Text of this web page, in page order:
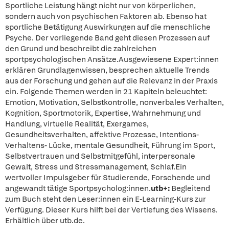
Sportliche Leistung hängt nicht nur von körperlichen,
sondern auch von psychischen Faktoren ab. Ebenso hat
sportliche Betätigung Auswirkungen auf die menschliche
Psyche. Der vorliegende Band geht diesen Prozessen auf
den Grund und beschreibt die zahlreichen
sportpsychologischen Ansätze.Ausgewiesene Expert:innen
erklären Grundlagenwissen, besprechen aktuelle Trends
aus der Forschung und gehen auf die Relevanz in der Praxis
ein. Folgende Themen werden in 21 Kapiteln beleuchtet:
Emotion, Motivation, Selbstkontrolle, nonverbales Verhalten,
Kognition, Sportmotorik, Expertise, Wahrnehmung und
Handlung, virtuelle Realität, Exergames,
Gesundheitsverhalten, affektive Prozesse, Intentions-
Verhaltens- Lücke, mentale Gesundheit, Führung im Sport,
Selbstvertrauen und Selbstmitgefühl, interpersonale
Gewalt, Stress und Stressmanagement, Schlaf.Ein
wertvoller Impulsgeber für Studierende, Forschende und
angewandt tätige Sportpsycholog:innen.utb+: Begleitend
zum Buch steht den Leser:innen ein E-Learning-Kurs zur
Verfügung. Dieser Kurs hilft bei der Vertiefung des Wissens.
Erhältlich über utb.de.